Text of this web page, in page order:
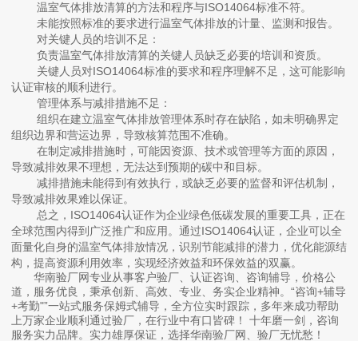
温室气体排放清算的方法和程序与ISO14064标准不符‌。
未能按照标准的要求进行温室气体排放的计量、监测和报告‌。
‌对关键人员的培训不足‌：
负责温室气体排放清算的关键人员缺乏必要的培训和资质‌。
关键人员对ISO14064标准的要求和程序理解不足，这可能影响
认证审核的顺利进行‌。
‌管理体系与减排措施不足‌：
组织在建立温室气体排放管理体系时存在缺陷，如未明确界定
组织边界和营运边界，导致核算范围不准确‌。
在制定减排措施时，可能因资源、技术或管理等方面的原因，
导致减排效果不理想，无法达到预期的碳中和目标‌。
减排措施未能得到有效执行，或缺乏必要的监督和评估机制，
导致减排效果难以保证‌。
总之，ISO14064认证作为企业绿色低碳发展的重要工具，正在
全球范围内得到广泛推广和应用。通过ISO14064认证，企业可以全
面量化自身的温室气体排放情况，识别节能减排的潜力，优化能源结
构，提高资源利用效率，实现经济效益和环保效益的双赢。
华南验厂网专业从事客户验厂、认证咨询、咨询辅导，价格公
道，服务优良，秉承创新、高效、专业、务实企业精神。“咨询+辅导
+考勤"”一站式服务保姆式辅导，全方位实时跟踪，多年来成功帮助
上万家企业顺利通过验厂，在行业中有口皆碑！ 十年磨一剑，咨询
服务实力品牌。实力雄厚保证，选择华南验厂网、验厂无忧愁！